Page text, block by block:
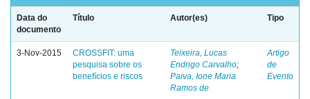
Data do
documento
Título Autor(es) Tipo
3-Nov-2015
CROSSFIT: uma
pesquisa sobre os
benefícios e riscos
Teixeira, Lucas
Endrigo Carvalho;
Paiva, Ione Maria
Ramos de
Artigo
de
Evento